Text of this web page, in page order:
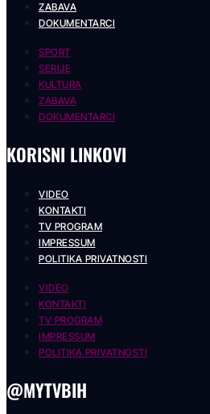
ZABAVA
DOKUMENTARCI
SPORT
SERIJE
KULTURA
ZABAVA
DOKUMENTARCI
KORISNI LINKOVI
VIDEO
KONTAKTI
TV PROGRAM
IMPRESSUM
POLITIKA PRIVATNOSTI
VIDEO
KONTAKTI
TV PROGRAM
IMPRESSUM
POLITIKA PRIVATNOSTI
@MYTVBIH